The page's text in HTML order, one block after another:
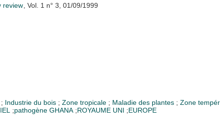
review , Vol. 1 n° 3, 01/09/1999
; Industrie du bois ; Zone tropicale ; Maladie des plantes ; Zone
;pathogène GHANA ;ROYAUME UNI ;EUROPE